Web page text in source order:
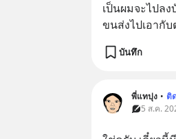
เป็นผมจะไปล
ขนส่งไปเอากับ
บันทึก
พี่แทปุง • ติ
5 ส.ค.